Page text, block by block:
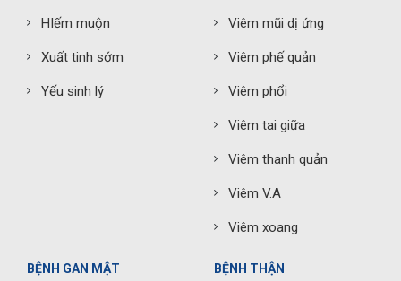
HIếm muộn
Xuất tinh sớm
Yếu sinh lý
Viêm mũi dị ứng
Viêm phế quản
Viêm phổi
Viêm tai giữa
Viêm thanh quản
Viêm V.A
Viêm xoang
BỆNH GAN MẬT BỆNH THẬN